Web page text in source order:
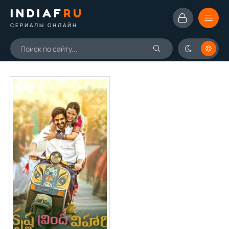
INDIAFRU
СЕРИАЛЫ ОНЛАЙН